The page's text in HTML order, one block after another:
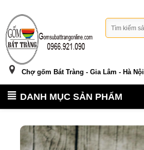
Chợ gốm Bát Tràng - Gia Lâm - Hà Nội
DANH MỤC SẢN PHẨM